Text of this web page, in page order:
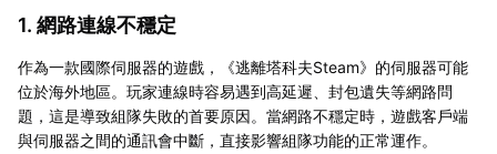
1. 網路連線不穩定
作為一款國際伺服器的遊戲，《逃離塔科夫Steam》的伺服器可能
位於海外地區。玩家連線時容易遇到高延遲、封包遺失等網路問
題，這是導致組隊失敗的首要原因。當網路不穩定時，遊戲客戶端
與伺服器之間的通訊會中斷，直接影響組隊功能的正常運作。